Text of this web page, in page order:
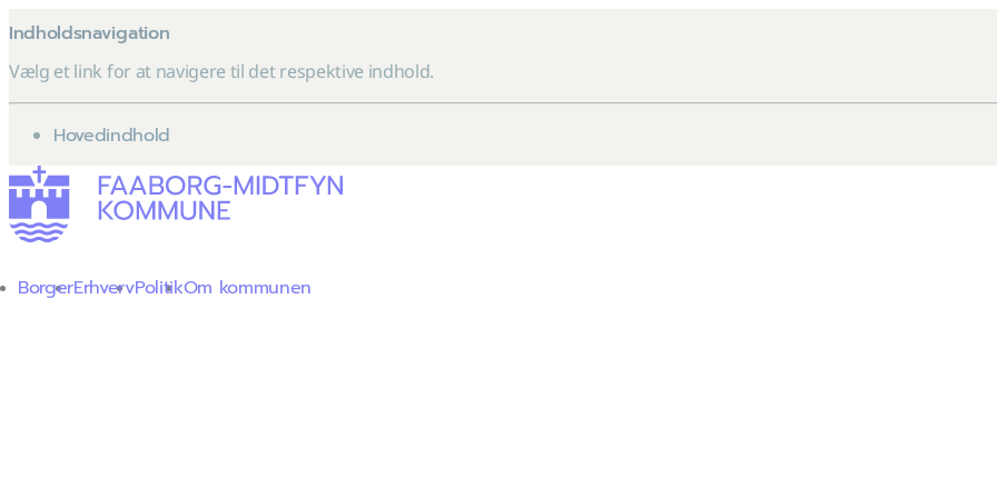
Indholdsnavigation
Vælg et link for at navigere til det respektive indhold.
gå til
Hovedindhold
BorgerErhvervPolitikOm kommunen